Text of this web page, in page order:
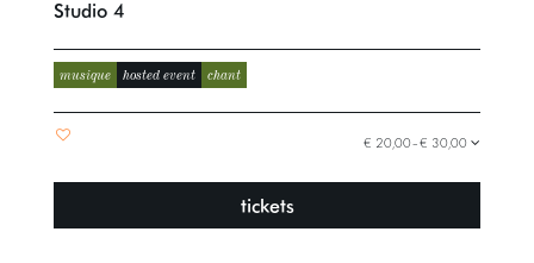
Studio 4
musique hosted event chant
€ 20,00–€ 30,00
tickets